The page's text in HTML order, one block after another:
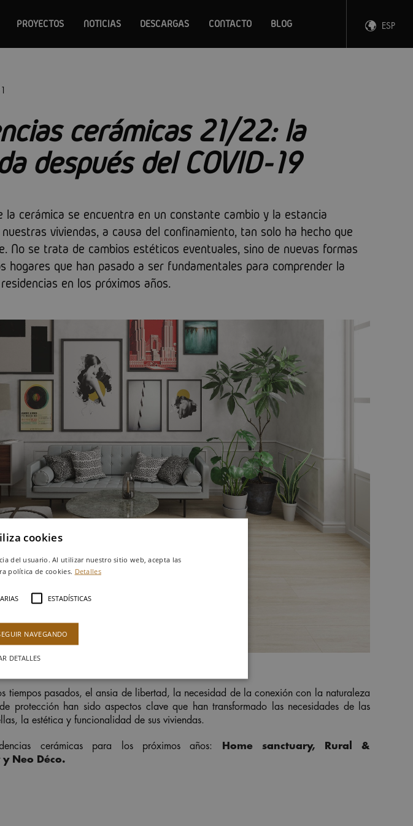
PROYECTOS NOTICIAS DESCARGAS CONTACTO BLOG ESP
ENG
cerámicas 21/22: la
después del COVID-19
la cerámica se encuentra en un constante cambio y la estancia
viviendas, a causa del confinamiento, tan solo ha hecho que
No se trata de cambios estéticos eventuales, sino de nuevas formas
hogares que han pasado a ser fundamentales para comprender la
en los próximos años.
tiempos pasados, el ansia de libertad, la necesidad de la conexión con la naturaleza
protección han sido aspectos clave que han transformado las necesidades de las
la estética y funcionalidad de sus viviendas.
cerámicas para los próximos años: Home sanctuary,
Rural &
y Neo Déco.
cookies
del usuario. Al utilizar nuestro sitio web, acepta las
política de cookies. Detalles
ESTADÍSTICAS
NAVEGANDO
DETALLES